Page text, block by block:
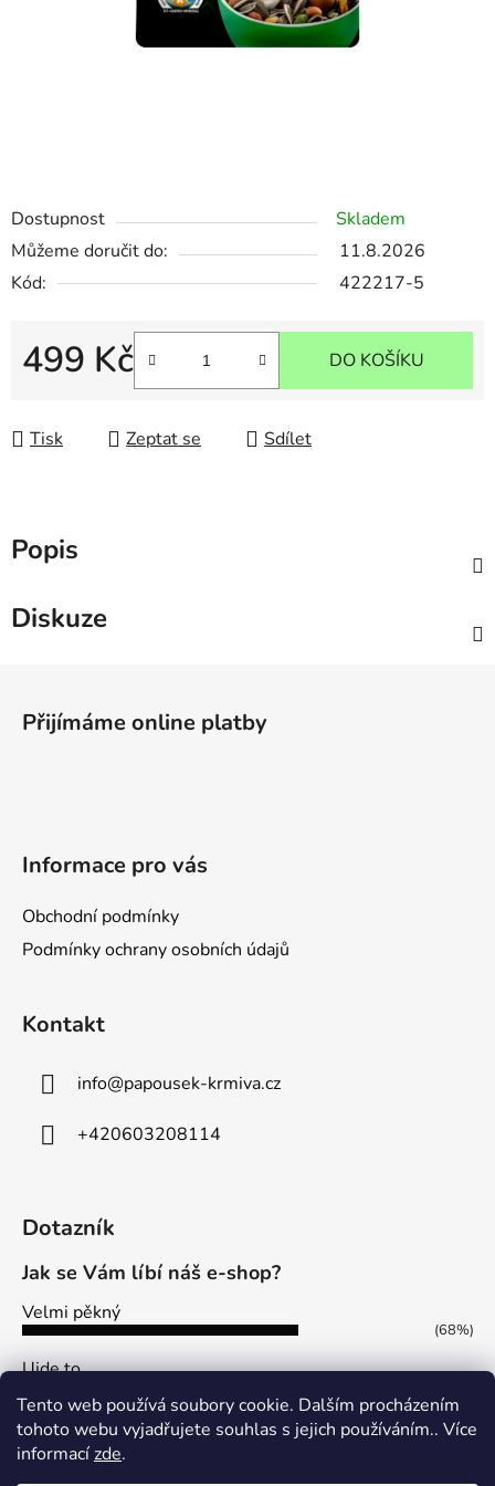
Tento web používá soubory cookie. Dalším procházením
tohoto webu vyjadřujete souhlas s jejich používáním.. Více
informacízde.
Dostupnost
Skladem
Můžeme doručit do:
11.8.2026
Kód:
422217-5
499 Kč DO KOŠÍKU
Tisk Zeptat se Sdílet
Popis
Diskuze
Přijímáme online platby
Informace pro vás
Obchodní podmínky
Podmínky ochrany osobních údajů
Kontakt
info@papousek-krmiva.cz
+420603208114
Dotazník
Jak se Vám líbí náš e-shop?
Velmi pěkný
(68%)
Ujde to
Nelíbí se mi